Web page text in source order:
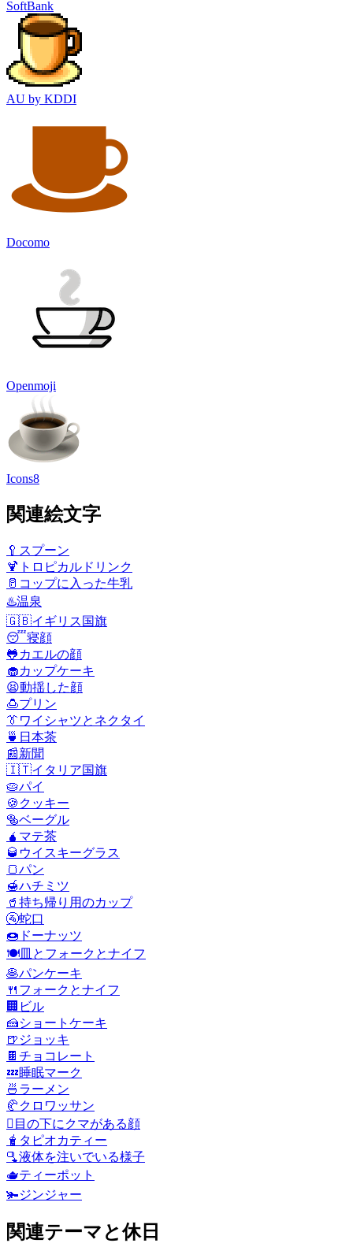
SoftBank
AU by KDDI
Docomo
Openmoji
Icons8
関連絵文字
🥄 スプーン
🍹 トロピカルドリンク
🥛 コップに入った牛乳
♨️温泉
🇬🇧イギリス国旗
😴寝顔
🐸 カエルの顔
🧁カップケーキ
😫動揺した顔
🍮プリン
👔 ワイシャツとネクタイ
🍵 日本茶
📰新聞
🇮🇹イタリア国旗
🥧パイ
🍪 クッキー
🥯ベーグル
🧉 マテ茶
🥃 ウイスキーグラス
🍞パン
🍯ハチミツ
🥤 持ち帰り用のカップ
🚰蛇口
🍩 ドーナッツ
🍽️皿とフォークとナイフ
🥞パンケーキ
🍴 フォークとナイフ
🏢 ビル
🍰ショートケーキ
🍺 ジョッキ
🍫 チョコレート
💤睡眠マーク
🍜 ラーメン
🥐 クロワッサン
🫩 目の下にクマがある顔
🧋 タピオカティー
🫗液体を注いでいる様子
🫖ティーポット
🫚ジンジャー
関連テーマと休日